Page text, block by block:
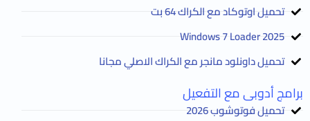
تحميل اوتوكاد مع الكراك 64 بت
2025 Windows 7 Loader
تحميل داونلود مانجر مع الكراك الاصلي مجانا
برامج أدوبى مع التفعيل
تحميل فوتوشوب 2026